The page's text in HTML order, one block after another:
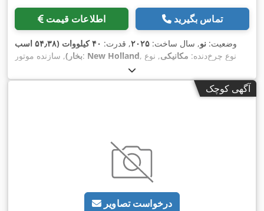
اطلاعات قیمت تماس بگیرید
وضعیت: نو, سال ساخت: ۲۰۲۵, قدرت:
۴۰ کیلووات (۵۴٫۳۸ اسب
بخار), سازنده موتور: New Holland , نوع چرخ‌دنده: مکانیکی, نوع
آگهی کوچک
درخواست تصاویر